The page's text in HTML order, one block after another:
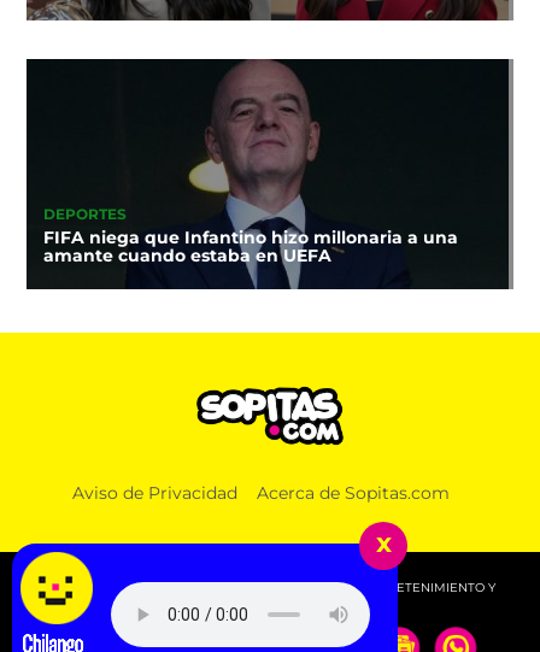
DEPORTES
FIFA niega que Infantino hizo millonaria a una
amante cuando estaba en UEFA
Aviso de Privacidad Acerca de Sopitas.com
© 2026 SOPITAS.COM - MÚSICA, NOTICIAS, DEPORTES, ENTRETENIMIENTO Y
MÁS!.
x